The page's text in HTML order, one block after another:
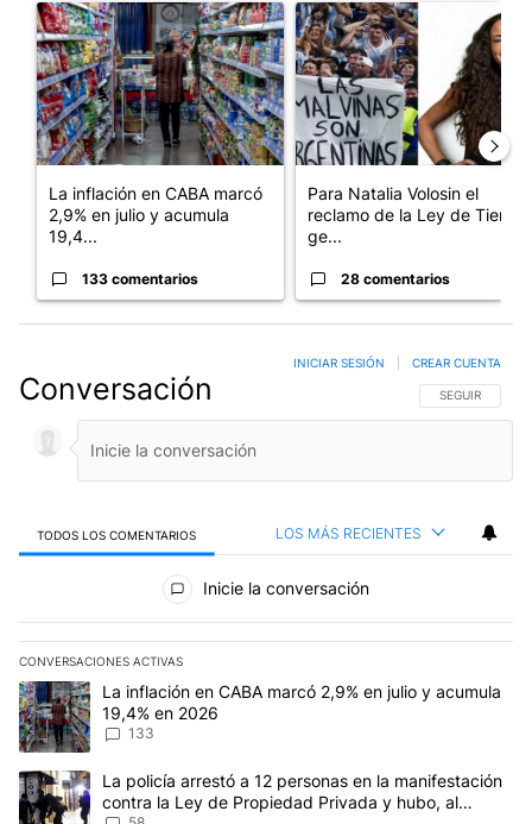
Un artículo de tendencia con el título "La inflación en CABA
La inflación en CABA marcó
2,9% en julio y acumula
19,4...
133 comentarios
Un artículo de tendencia con
Para Natalia Volosin el
reclamo de la Ley de Tierras
ge...
28 comentarios
Conversación SIGA ESTA
SEGUIR
INICIAR SESIÓN CREAR CUENTA
TODOS LOS COMENTARIOS LOS MÁS RECIENTES
Todos los comentarios
Inicie la conversación
CONVERSACIONES ACTIVAS
Este listado muestra los artículos con más comentarios en los
Un artículo de tendencia con el título "La inflación en CABA
La inflación en CABA marcó 2,9% en julio y acumula
19,4% en 2026
133
Un artículo de tendencia con el título "La policía arrestó a 12
La policía arrestó a 12 personas en la manifestación
contra la Ley de Propiedad Privada y hubo, al